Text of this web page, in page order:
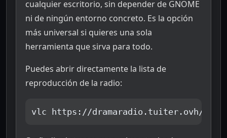
cualquier escritorio, sin depender de GNOME
ni de ningún entorno concreto. Es la opción
más universal si quieres una sola
herramienta que sirva para todo.
Puedes abrir directamente la lista de
reproducción de la radio:
vlc https://dramaradio.tuiter.ovh/